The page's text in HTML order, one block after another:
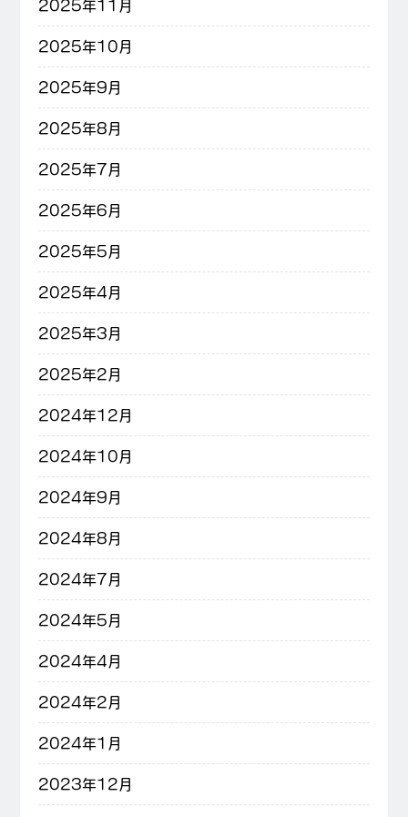
2025年11月
2025年10月
2025年9月
2025年8月
2025年7月
2025年6月
2025年5月
2025年4月
2025年3月
2025年2月
2024年12月
2024年10月
2024年9月
2024年8月
2024年7月
2024年5月
2024年4月
2024年2月
2024年1月
2023年12月